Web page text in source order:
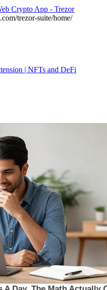
Crypto App - Trezor
trezor-suite/home/
| NFTs and DeFi